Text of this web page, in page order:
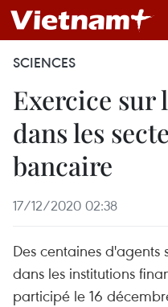
SCIENCES
Exercice sur
dans les
bancaire
17/12/2020 02:38
Des centaines d'agents
dans les institutions
participé le 16